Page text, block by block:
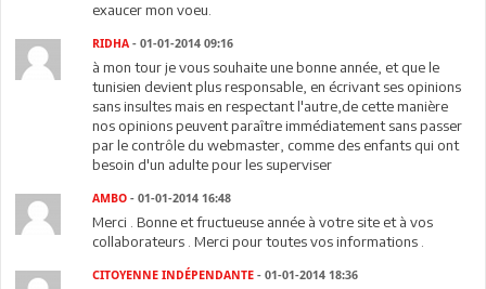
exaucer mon voeu.
RIDHA - 01-01-2014 09:16
à mon tour je vous souhaite une bonne année, et que le
tunisien devient plus responsable, en écrivant ses opinions
sans insultes mais en respectant l'autre,de cette manière
nos opinions peuvent paraître immédiatement sans passer
par le contrôle du webmaster, comme des enfants qui ont
besoin d'un adulte pour les superviser
AMBO - 01-01-2014 16:48
Merci . Bonne et fructueuse année à votre site et à vos
collaborateurs . Merci pour toutes vos informations .
CITOYENNE INDÉPENDANTE - 01-01-2014 18:36